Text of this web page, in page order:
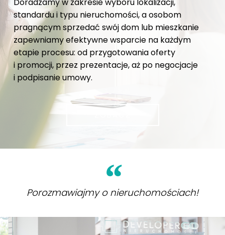
standardu i typu nieruchomości, a osobom
pragnącym sprzedać swój dom lub mieszkanie
zapewniamy efektywne wsparcie na każdym
etapie procesu: od przygotowania oferty
i promocji, przez prezentacje, aż po negocjacje
i podpisanie umowy.
Porozmawiajmy o nieruchomościach!